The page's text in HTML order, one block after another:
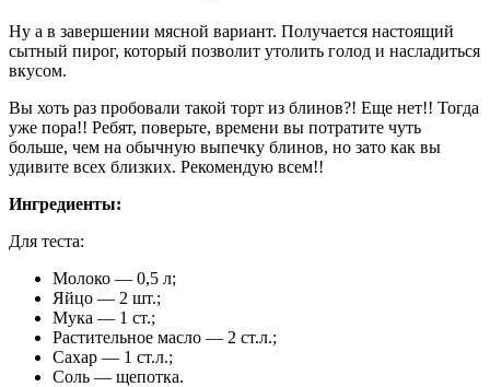
Ну а в завершении мясной вариант. Получается настоящий
сытный пирог, который позволит утолить голод и насладиться
вкусом.
Вы хоть раз пробовали такой торт из блинов?! Еще нет!! Тогда
уже пора!! Ребят, поверьте, времени вы потратите чуть
больше, чем на обычную выпечку блинов, но зато как вы
удивите всех близких. Рекомендую всем!!
Ингредиенты:
Для теста:
Молоко — 0,5 л;
Яйцо — 2 шт.;
Мука — 1 ст.;
Растительное масло — 2 ст.л.;
Сахар — 1 ст.л.;
Соль — щепотка.